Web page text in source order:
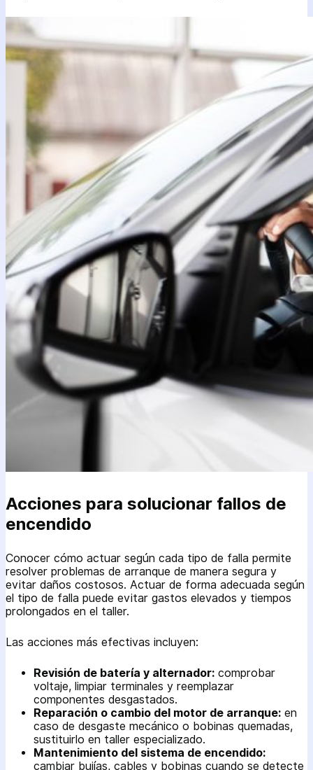
Acciones para solucionar fallos de
encendido
Conocer cómo actuar según cada tipo de falla permite
resolver problemas de arranque de manera segura y
evitar daños costosos. Actuar de forma adecuada según
el tipo de falla puede evitar gastos elevados y tiempos
prolongados en el taller.
Las acciones más efectivas incluyen:
Revisión de batería y alternador: comprobar
voltaje, limpiar terminales y reemplazar
componentes desgastados.
Reparación o cambio del motor de arranque: en
caso de desgaste mecánico o bobinas quemadas,
sustituirlo en taller especializado.
Mantenimiento del sistema de encendido:
cambiar bujías, cables y bobinas cuando se detecte